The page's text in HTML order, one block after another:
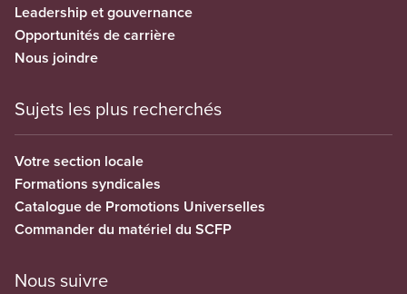
Leadership et gouvernance
Opportunités de carrière
Nous joindre
Sujets les plus recherchés
Votre section locale
Formations syndicales
Catalogue de Promotions Universelles
Commander du matériel du SCFP
Nous suivre